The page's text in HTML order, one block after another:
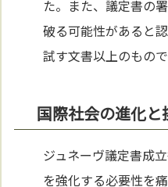
た。また、議定書の
破る可能性があると認
試す文書以上のもの
国際社会の進化と
ジュネーヴ議定書成立
を強化する必要性を